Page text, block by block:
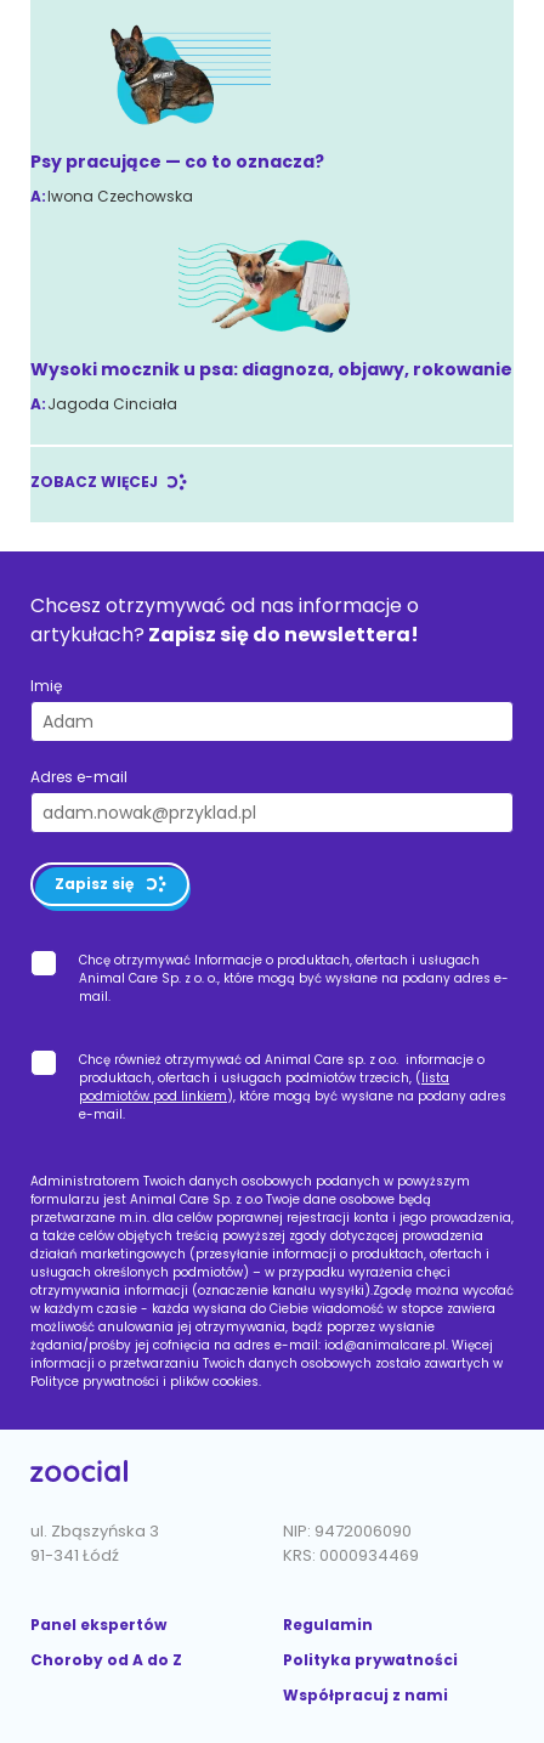
Psy pracujące — co to oznacza?
A:Iwona Czechowska
Wysoki mocznik u psa: diagnoza, objawy, rokowanie
A:Jagoda Cinciała
ZOBACZ WIĘCEJ
Chcesz otrzymywać od nas informacje o
artykułach? Zapisz się do newslettera!
Imię
Adres e-mail
Zapisz się
Chcę otrzymywać Informacje o produktach, ofertach i usługach
Animal Care Sp. z o. o., które mogą być wysłane na podany adres e-
mail.
Chcę również otrzymywać od Animal Care sp. z o.o. informacje o
produktach, ofertach i usługach podmiotów trzecich, (lista
podmiotów pod linkiem), które mogą być wysłane na podany adres
e-mail.
Administratorem Twoich danych osobowych podanych w powyższym
formularzu jest Animal Care Sp. z o.o Twoje dane osobowe będą
przetwarzane m.in. dla celów poprawnej rejestracji konta i jego prowadzenia,
a także celów objętych treścią powyższej zgody dotyczącej prowadzenia
działań marketingowych (przesyłanie informacji o produktach, ofertach i
usługach określonych podmiotów) – w przypadku wyrażenia chęci
otrzymywania informacji (oznaczenie kanału wysyłki).Zgodę można wycofać
w każdym czasie - każda wysłana do Ciebie wiadomość w stopce zawiera
możliwość anulowania jej otrzymywania, bądź poprzez wysłanie
żądania/prośby jej cofnięcia na adres e-mail: iod@animalcare.pl. Więcej
informacji o przetwarzaniu Twoich danych osobowych zostało zawartych w
Polityce prywatności i plików cookies.
ul. Zbąszyńska 3
91-341 Łódź
NIP: 9472006090
KRS: 0000934469
Panel ekspertów
Choroby od A do Z
Regulamin
Polityka prywatności
Współpracuj z nami